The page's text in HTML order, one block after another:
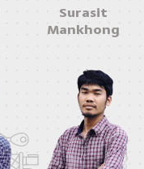
Surasit
Mankhong